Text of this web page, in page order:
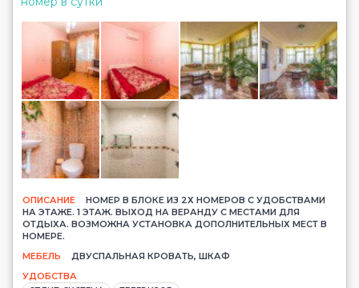
ОПИСАНИЕ
НОМЕР В БЛОКЕ ИЗ 2Х НОМЕРОВ С УДОБСТВАМИ
НА ЭТАЖЕ. 1 ЭТАЖ. ВЫХОД НА ВЕРАНДУ С МЕСТАМИ ДЛЯ
ОТДЫХА. ВОЗМОЖНА УСТАНОВКА ДОПОЛНИТЕЛЬНЫХ МЕСТ В
НОМЕРЕ.
МЕБЕЛЬ
ДВУСПАЛЬНАЯ КРОВАТЬ, ШКАФ
УДОБСТВА